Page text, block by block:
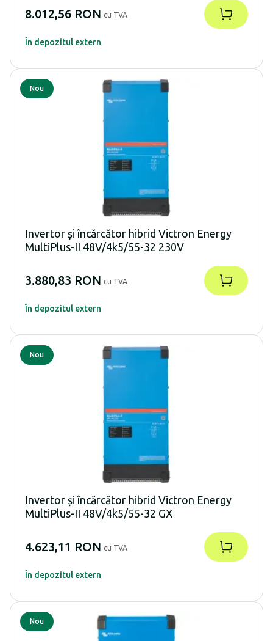
8.012,56 RON cu TVA
În depozitul extern
Nou
Invertor și încărcător hibrid Victron Energy
MultiPlus-II 48V/4k5/55-32 230V
3.880,83 RON cu TVA
În depozitul extern
Nou
Invertor și încărcător hibrid Victron Energy
MultiPlus-II 48V/4k5/55-32 GX
4.623,11 RON cu TVA
În depozitul extern
Nou